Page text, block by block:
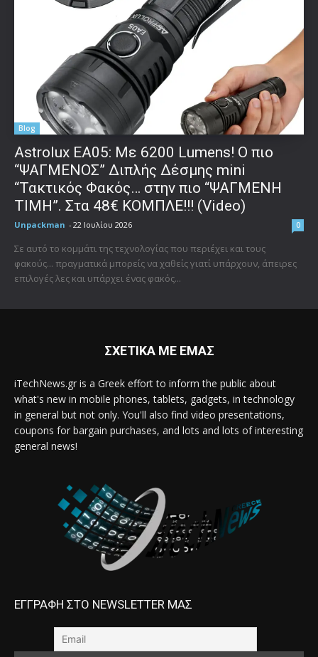
Blog
Astrolux ΕΑ05: Με 6200 Lumens! Ο πιο
“ΨΑΓΜΕΝΟΣ” Διπλής Δέσμης mini
“Τακτικός Φακός… στην πιο “ΨΑΓΜΕΝΗ
ΤΙΜΗ”. Στα 48€ ΚΟΜΠΛΕ!!! (Video)
Unpackman - 22 Ιουλίου 2026 0
Σε αυτό το κομμάτι της τεχνολογίας που περιέχει και τους
φακούς... πραγματικά μπορείς να χαθείς γιατί υπάρχουν, άπειρες
επιλογές λες και υπάρχει ένας φακός...
ΣΧΕΤΙΚΑ ΜΕ ΕΜΑΣ
iTechNews.gr is a Greek effort to inform the public about
what's new in mobile phones, tablets, gadgets, in technology
in general but not only. You'll also find video presentations,
coupons for bargain purchases, and lots and lots of interesting
general news!
ΕΓΓΡΑΦΗ ΣΤΟ NEWSLETTER ΜΑΣ